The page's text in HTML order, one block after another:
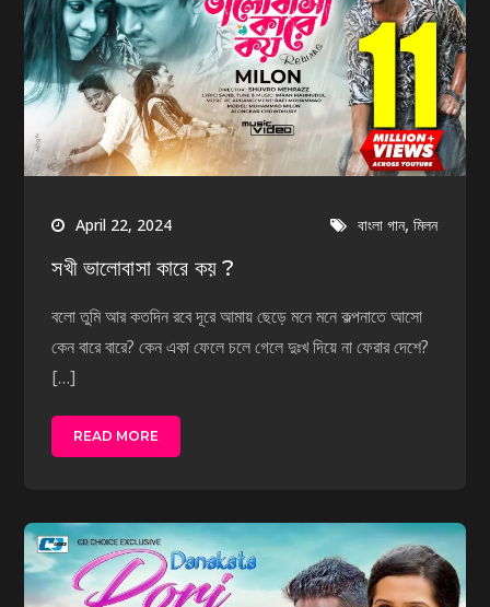
April 22, 2024 বাংলা গান,মিলন
সখী ভালোবাসা কারে কয় ?
বলো তুমি আর কতদিন রবে দূরে আমায় ছেড়ে মনে মনে কল্পনাতে আসো
কেন বারে বারে? কেন একা ফেলে চলে গেলে দুঃখ দিয়ে না ফেরার দেশে?
[…]
READ MORE